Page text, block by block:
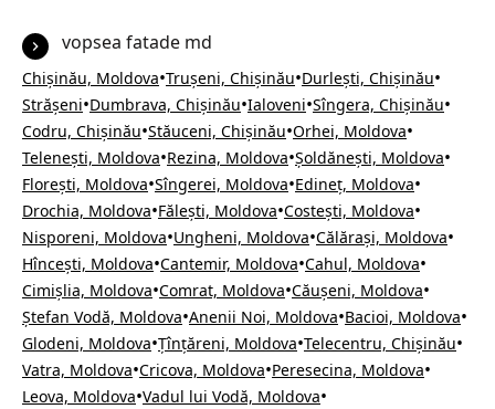
vopsea fatade md
Chișinău, Moldova•Trușeni, Chișinău•Durlești, Chișinău•
Strășeni•Dumbrava, Chișinău•Ialoveni•Sîngera, Chișinău•
Codru, Chișinău•Stăuceni, Chișinău•Orhei, Moldova•
Telenești, Moldova•Rezina, Moldova•Șoldănești, Moldova•
Florești, Moldova•Sîngerei, Moldova•Edineț, Moldova•
Drochia, Moldova•Fălești, Moldova•Costești, Moldova•
Nisporeni, Moldova•Ungheni, Moldova•Călărași, Moldova•
Hîncești, Moldova•Cantemir, Moldova•Cahul, Moldova•
Cimișlia, Moldova•Comrat, Moldova•Căușeni, Moldova•
Ștefan Vodă, Moldova•Anenii Noi, Moldova•Bacioi, Moldova•
Glodeni, Moldova•Țînțăreni, Moldova•Telecentru, Chișinău•
Vatra, Moldova•Cricova, Moldova•Peresecina, Moldova•
Leova, Moldova•Vadul lui Vodă, Moldova•